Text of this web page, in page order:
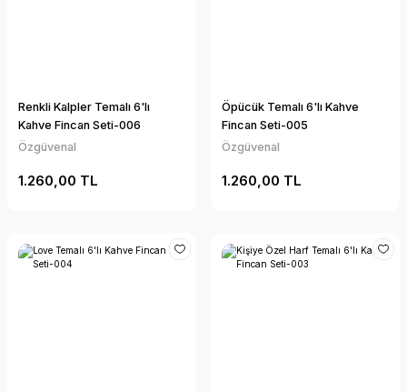
Renkli Kalpler Temalı 6'lı
Kahve Fincan Seti-006
Özgüvenal
1.260,00 TL
Öpücük Temalı 6'lı Kahve
Fincan Seti-005
Özgüvenal
1.260,00 TL